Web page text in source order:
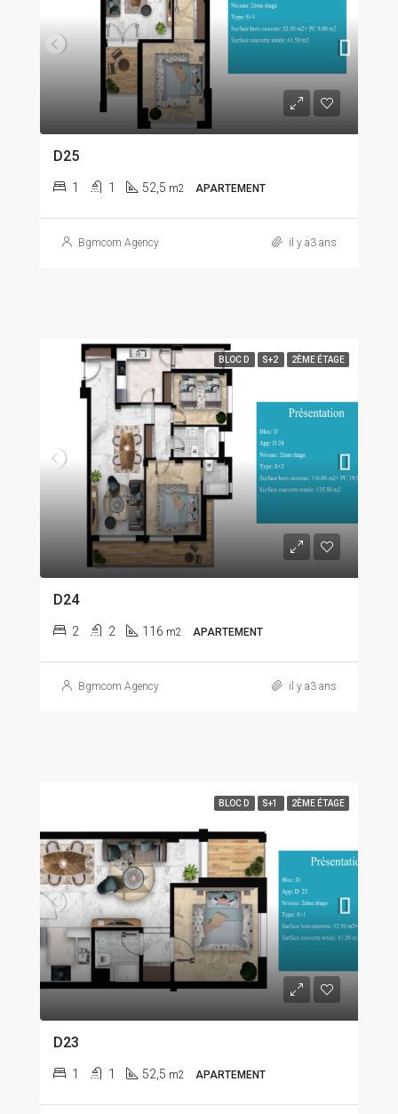
D25
1 1 52,5 m2 APARTEMENT
Bgmcom Agency il y a3 ans
BLOC D S+2 2ÈME ÉTAGE
D24
2 2 116 m2 APARTEMENT
Bgmcom Agency il y a3 ans
BLOC D S+1 2ÈME ÉTAGE
D23
1 1 52,5 m2 APARTEMENT